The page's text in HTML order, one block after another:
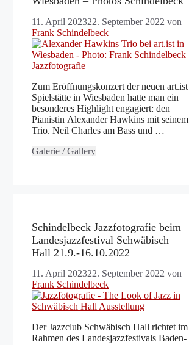
11. April 202322. September 2022 von
Frank Schindelbeck
Zum Eröffnungskonzert der neuen art.ist
Spielstätte in Wiesbaden hatte man ein
besonderes Highlight engagiert: den
Pianistin Alexander Hawkins mit seinem
Trio. Neil Charles am Bass und …
Galerie / Gallery
Schindelbeck Jazzfotografie beim
Landesjazzfestival Schwäbisch
Hall 21.9.-16.10.2022
11. April 202322. September 2022 von
Frank Schindelbeck
Der Jazzclub Schwäbisch Hall richtet im
Rahmen des Landesjazzfestivals Baden-